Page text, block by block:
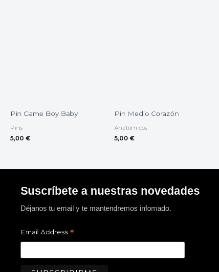
Pin Game Boy Baby
Pins
5,00 €
Pin Medio Corazón
Anatómicos
5,00 €
Suscríbete a nuestras novedades
Déjanos tu email y te mantendremos infomado.
Email Address *